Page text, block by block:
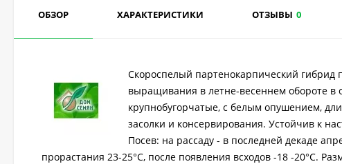
ОБЗОР ХАРАКТЕРИСТИКИ ОТЗЫВЫ 0
Скороспелый партенокарпический
выращивания в летне-весеннем обороте в
крупнобугорчатые, с белым опушением,
засолки и консервирования. Устойчив к
Посев: на рассаду - в последней декаде
прорастания 23-25°С, после появления всходов -18 -20°С.